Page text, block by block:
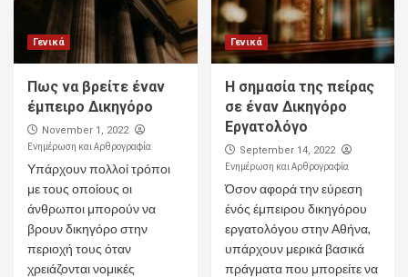
Γενικά
Πως να βρείτε έναν
έμπειρο Δικηγόρο
November 1, 2022
Ενημέρωση και Αρθρογραφία
Υπάρχουν πολλοί τρόποι
με τους οποίους οι
άνθρωποι μπορούν να
βρουν δικηγόρο στην
περιοχή τους όταν
χρειάζονται νομικές
Γενικά
Η σημασία της πείρας
σε έναν Δικηγόρο
Εργατολόγο
September 14, 2022
Ενημέρωση και Αρθρογραφία
Όσον αφορά την εύρεση
ένός έμπειρου δικηγόρου
εργατολόγου στην Αθήνα,
υπάρχουν μερικά βασικά
πράγματα που μπορείτε να